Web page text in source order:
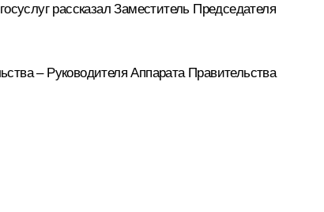
рассказал Заместитель Председателя
– Руководителя Аппарата Правительства